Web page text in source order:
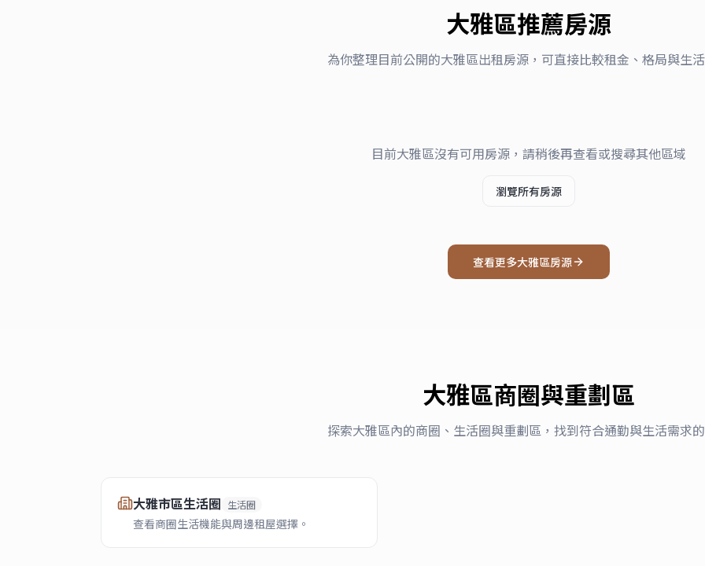
大雅區推薦房源
為你整理目前公開的大雅區出租房源，可直接比較租金、格局與生
目前大雅區沒有可用房源，請稍後再查看或搜尋其他區域
瀏覽所有房源
查看更多大雅區房源
大雅區商圈與重劃區
探索大雅區內的商圈、生活圈與重劃區，找到符合通勤與生活需求
大雅市區生活圈 生活圈
查看商圈生活機能與周邊租屋選擇。